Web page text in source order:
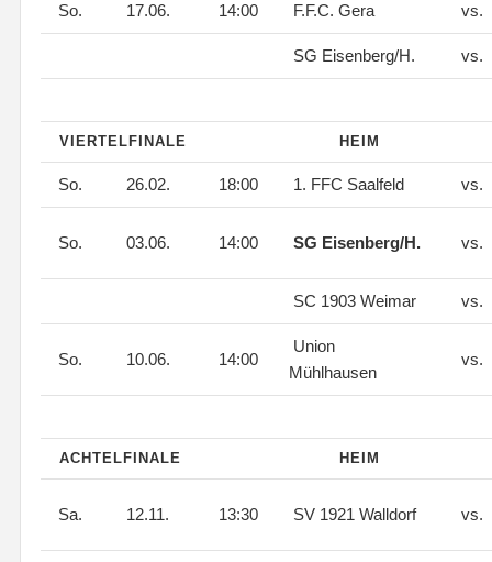
So. 17.06. 14:00 F.F.C. Gera vs.
SG Eisenberg/H. vs.
VIERTELFINALE HEIM
So. 26.02. 18:00 1. FFC Saalfeld vs.
So. 03.06. 14:00 SG Eisenberg/H. vs.
SC 1903 Weimar vs.
So. 10.06. 14:00
Union
Mühlhausen
vs.
ACHTELFINALE HEIM
Sa. 12.11. 13:30 SV 1921 Walldorf vs.